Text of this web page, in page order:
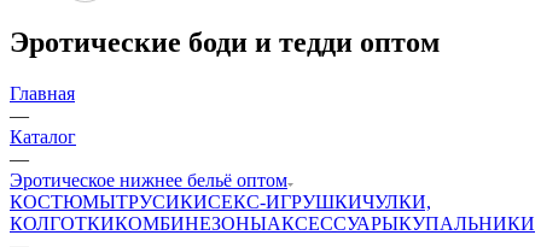
Эротические боди и тедди оптом
Главная
—
Каталог
—
Эротическое нижнее бельё оптом
КОСТЮМЫТРУСИКИСЕКС-ИГРУШКИЧУЛКИ,
КОЛГОТКИКОМБИНЕЗОНЫАКСЕССУАРЫКУПАЛЬНИКИ